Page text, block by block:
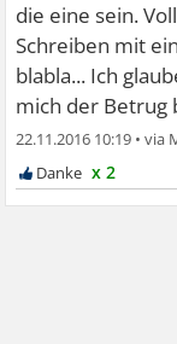
die eine sein.
Schreiben mit
blabla... Ich
mich der Betrug
22.11.2016 10:19 •
x 2